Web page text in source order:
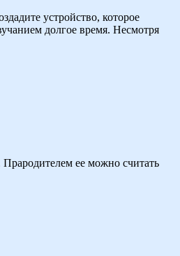
устройство, которое
долгое время. Несмотря
ее можно считать